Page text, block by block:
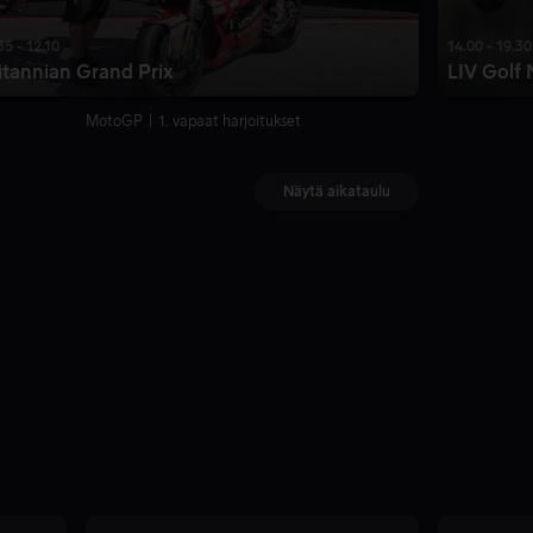
- 12.10
Grand Prix
MotoGP 1. vapaat harjoitukset
14.00 - 19.30
LIV Golf
Näytä aikataulu